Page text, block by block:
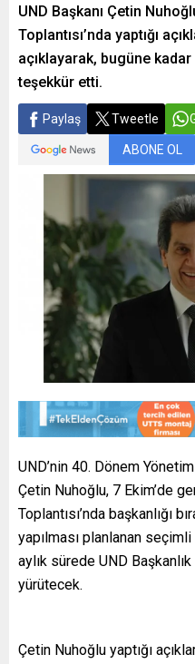
UND Başkanı Çetin
Toplantısı’nda yaptığı
açıklayarak, bugüne
teşekkür etti.
Paylaş Tweetle
ABONE OL
UND’nin 40. Dönem
Çetin Nuhoğlu, 7 Ekim’de
Toplantısı’nda başkanlığı
yapılması planlanan
aylık sürede UND
yürütecek.
Çetin Nuhoğlu yaptığı